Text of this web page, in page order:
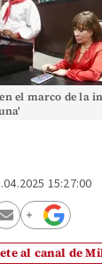
el marco de la
15:27:00
al canal de